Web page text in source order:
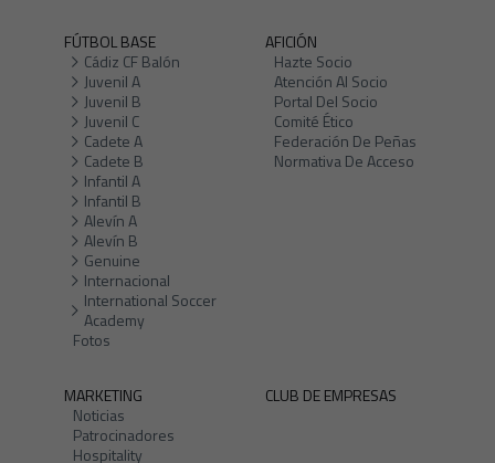
FÚTBOL BASE
Cádiz CF Balón
Juvenil A
Juvenil B
Juvenil C
Cadete A
Cadete B
Infantil A
Infantil B
Alevín A
Alevín B
Genuine
Internacional
International Soccer
Academy
Fotos
AFICIÓN
Hazte Socio
Atención Al Socio
Portal Del Socio
Comité Ético
Federación De Peñas
Normativa De Acceso
MARKETING
Noticias
Patrocinadores
Hospitality
CLUB DE EMPRESAS